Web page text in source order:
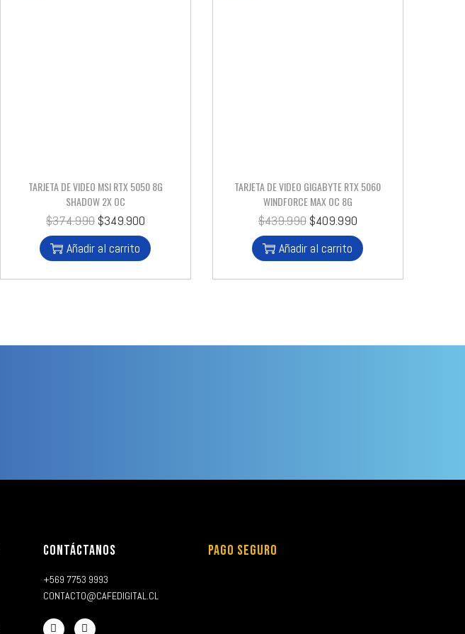
TARJETA DE VIDEO MSI RTX 5050 8G
SHADOW 2X OC
$374.990 $349.900
Añadir al carrito
TARJETA DE VIDEO GIGABYTE RTX 5060
WINDFORCE MAX OC 8G
$439.990 $409.990
Añadir al carrito
CONTÁCTANOS
+569 7753 9993
CONTACTO@CAFEDIGITAL.CL
PAGO SEGURO